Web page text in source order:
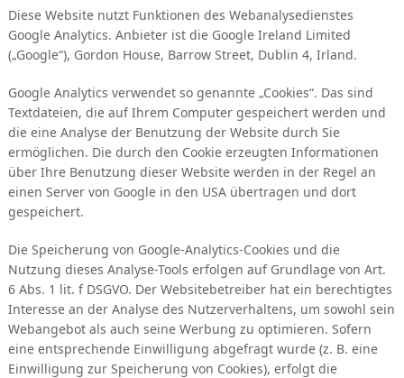
Diese Website nutzt Funktionen des Webanalysedienstes
Google Analytics. Anbieter ist die Google Ireland Limited
(„Google“), Gordon House, Barrow Street, Dublin 4, Irland.
Google Analytics verwendet so genannte „Cookies“. Das sind
Textdateien, die auf Ihrem Computer gespeichert werden und
die eine Analyse der Benutzung der Website durch Sie
ermöglichen. Die durch den Cookie erzeugten Informationen
über Ihre Benutzung dieser Website werden in der Regel an
einen Server von Google in den USA übertragen und dort
gespeichert.
Die Speicherung von Google-Analytics-Cookies und die
Nutzung dieses Analyse-Tools erfolgen auf Grundlage von Art.
6 Abs. 1 lit. f DSGVO. Der Websitebetreiber hat ein berechtigtes
Interesse an der Analyse des Nutzerverhaltens, um sowohl sein
Webangebot als auch seine Werbung zu optimieren. Sofern
eine entsprechende Einwilligung abgefragt wurde (z. B. eine
Einwilligung zur Speicherung von Cookies), erfolgt die